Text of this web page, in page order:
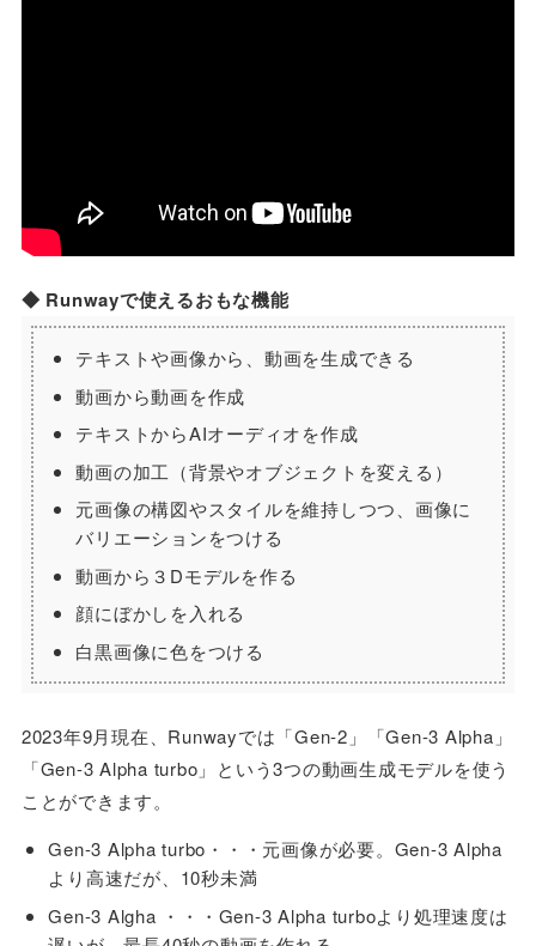
◆ Runwayで使えるおもな機能
テキストや画像から、動画を生成できる
動画から動画を作成
テキストからAIオーディオを作成
動画の加工（背景やオブジェクトを変える）
元画像の構図やスタイルを維持しつつ、画像に
バリエーションをつける
動画から３Dモデルを作る
顔にぼかしを入れる
白黒画像に色をつける
2023年9月現在、Runwayでは「Gen-2」「Gen-3 Alpha」
「Gen-3 Alpha turbo」という3つの動画生成モデルを使う
ことができます。
Gen-3 Alpha turbo・・・元画像が必要。Gen-3 Alpha
より高速だが、10秒未満
Gen-3 Algha ・・・Gen-3 Alpha turboより処理速度は